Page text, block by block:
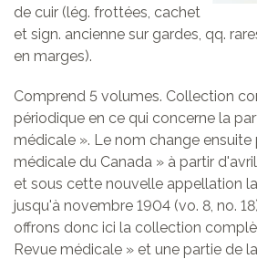
de cuir (lég. frottées, cachet
et sign. ancienne sur gardes, qq.
en marges).
Comprend 5 volumes. Collection
périodique en ce qui concerne la
médicale ». Le nom change ensuite
médicale du Canada » à partir
et sous cette nouvelle appellation
jusqu'à novembre 1904 (vo. 8, no.
offrons donc ici la collection
Revue médicale » et une partie de